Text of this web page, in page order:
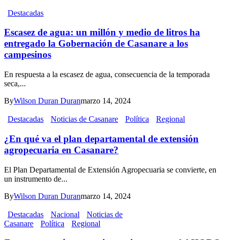
Destacadas
Escasez de agua: un millón y medio de litros ha
entregado la Gobernación de Casanare a los
campesinos
En respuesta a la escasez de agua, consecuencia de la temporada
seca,...
ByWilson Duran Duranmarzo 14, 2024
Destacadas Noticias de Casanare Política Regional
¿En qué va el plan departamental de extensión
agropecuaria en Casanare?
El Plan Departamental de Extensión Agropecuaria se convierte, en
un instrumento de...
ByWilson Duran Duranmarzo 14, 2024
Destacadas Nacional
Noticias de
Casanare
Política Regional